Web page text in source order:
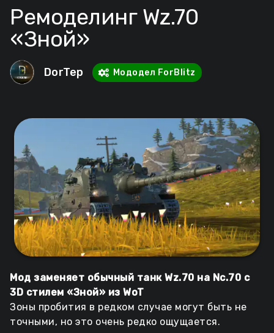
Ремоделинг Wz.70
«Зной»
DorTep Мододел ForBlitz
Мод заменяет обычный танк Wz.70 на Nc.70 с
3D стилем «Зной» из WoT
Зоны пробития в редком случае могут быть не
точными, но это очень редко ощущается.